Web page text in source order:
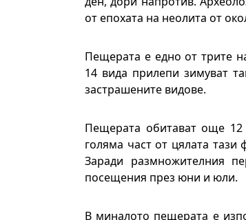
от епохата на неолита от
Пещерата е едно от трите
14 вида прилепи зимуват
застрашените видове.
Пещерата обитават още
голяма част от цялата тази
Заради размножителния
посещения през юни и юли.
В миналото пещерата е